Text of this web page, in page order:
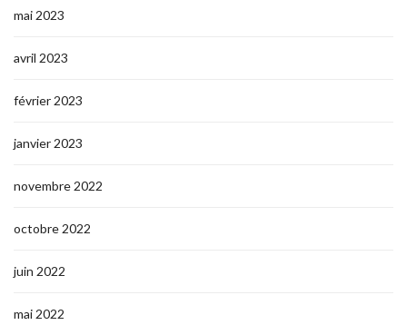
mai 2023
avril 2023
février 2023
janvier 2023
novembre 2022
octobre 2022
juin 2022
mai 2022